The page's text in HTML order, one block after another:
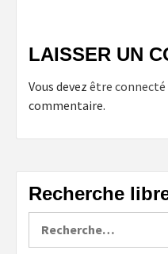
LAISSER UN
Vous devez être connecté
commentaire.
Recherche